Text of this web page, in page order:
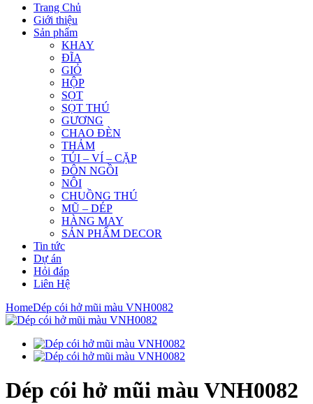
Trang Chủ
Giới thiệu
Sản phẩm
KHAY
ĐĨA
GIỎ
HỘP
SỌT
SỌT THÚ
GƯƠNG
CHAO ĐÈN
THẢM
TÚI – VÍ – CẶP
ĐÔN NGỒI
NÔI
CHUỒNG THÚ
MŨ – DÉP
HÀNG MAY
SẢN PHẨM DECOR
Tin tức
Dự án
Hỏi đáp
Liên Hệ
HomeDép cói hở mũi màu VNH0082
Dép cói hở mũi màu VNH0082